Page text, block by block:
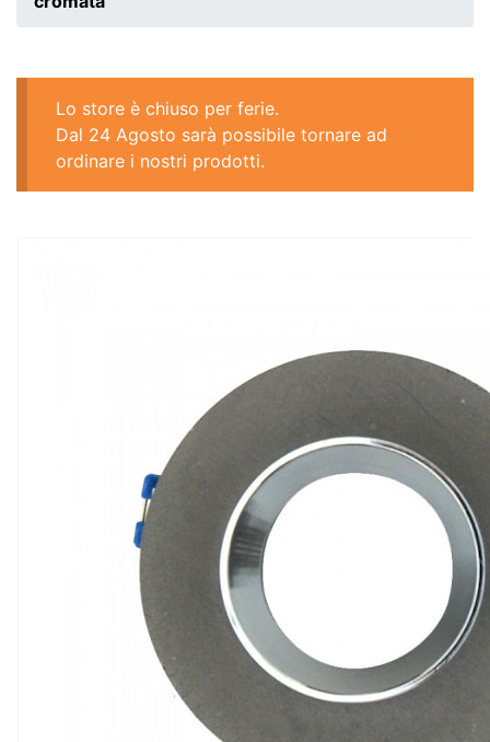
Lo store è chiuso per ferie.
Dal 24 Agosto sarà possibile tornare ad
ordinare i nostri prodotti.